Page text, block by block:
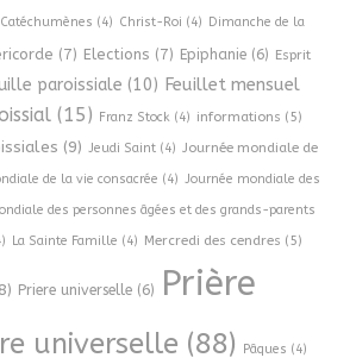
Catéchumènes (4) Christ-Roi (4) Dimanche de la
(7) Elections (7) Epiphanie (6) Esprit
paroissiale (10) Feuillet mensuel
(15) Franz Stock (4) informations (5)
(9) Jeudi Saint (4) Journée mondiale de
de la vie consacrée (4) Journée mondiale des
des personnes âgées et des grands-parents
La Sainte Famille (4) Mercredi des cendres (5)
Priere universelle (6)
Prière
universelle (88) Pâques (4)